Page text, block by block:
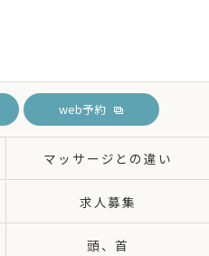
web予約
マッサージとの違い
求人募集
頭、首